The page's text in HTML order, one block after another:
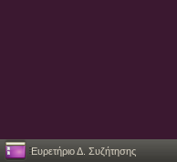
Ευρετήριο Δ. Συζήτησης